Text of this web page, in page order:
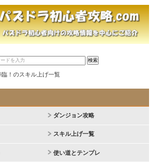
臨！のスキル上げ一覧
ダンジョン攻略
スキル上げ一覧
使い道とテンプレ